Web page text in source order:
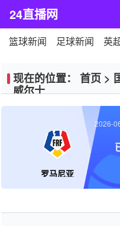
24直播网
篮球新闻 足球新闻 英
现在的位置： 首页 >
威尔士
罗马尼亚
2026-